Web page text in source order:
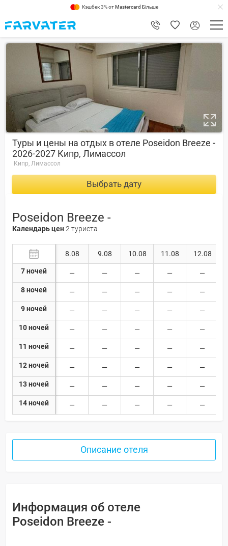
Кэшбек 3% отMastercard Більше
Туры и цены на отдых в отеле Poseidon Breeze -
2026-2027 Кипр, Лимассол
Кипр, Лимассол
Выбрать дату
Poseidon Breeze -
Календарь цен2 туриста
7 ночей
8 ночей
9 ночей
10 ночей
11 ночей
12 ночей
13 ночей
14 ночей
8.08 9.08 10.08 11.08 12.08
Описание отеля
Информация об отеле
Poseidon Breeze -